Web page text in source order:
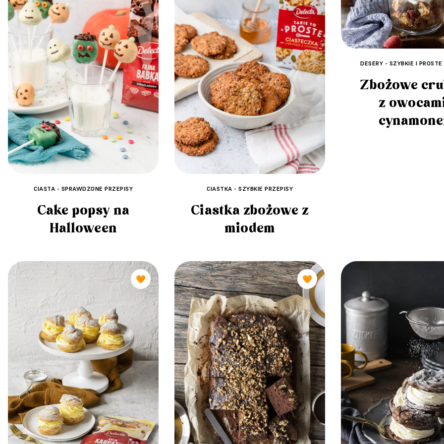
CIASTA - SPRAWDZONE PRZEPISY
Cake popsy na
Halloween
CIASTKA - SZYBKIE PRZEPISY
Ciastka zbożowe z
miodem
DESERY - SZYBKIE I PROSTE
Zbożowe
z
🧡 🧡